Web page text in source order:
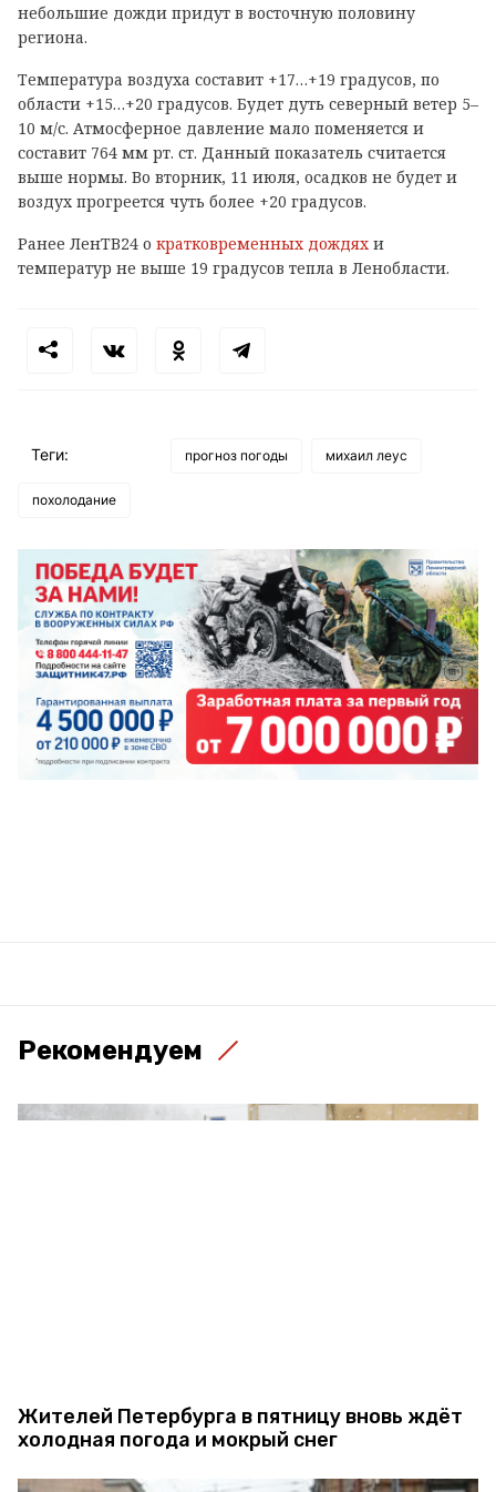
небольшие дожди придут в восточную половину
региона.
Температура воздуха составит +17…+19 градусов, по
области +15…+20 градусов. Будет дуть северный ветер 5–
10 м/с. Атмосферное давление мало поменяется и
составит 764 мм рт. ст. Данный показатель считается
выше нормы. Во вторник, 11 июля, осадков не будет и
воздух прогреется чуть более +20 градусов.
Ранее ЛенТВ24 о кратковременных дождях и
температур не выше 19 градусов тепла в Ленобласти.
Теги: прогноз погоды михаил леус
похолодание
Рекомендуем
Жителей Петербурга в пятницу вновь ждёт
холодная погода и мокрый снег